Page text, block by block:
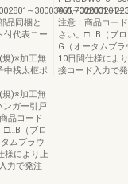
品同梱と
付代表コー
規)※加工無
中桟太框ポ
規)※加工無
ンガー引戸
品コード
□…B（ブロ
ムブラウ
様により上
力で発注
注意：商品コー
さい。□…B（ブ
G（オータムブ
10日間仕様によ
接コード入力で